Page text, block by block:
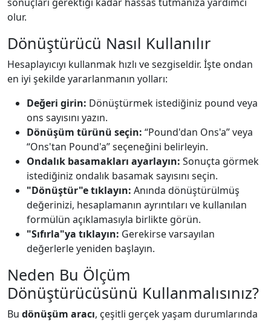
olur.
Dönüştürücü Nasıl Kullanılır
Hesaplayıcıyı kullanmak hızlı ve sezgiseldir. İşte ondan
en iyi şekilde yararlanmanın yolları:
Değeri girin: Dönüştürmek istediğiniz pound veya
ons sayısını yazın.
Dönüşüm türünü seçin: “Pound'dan Ons'a” veya
“Ons'tan Pound'a” seçeneğini belirleyin.
Ondalık basamakları ayarlayın: Sonuçta görmek
istediğiniz ondalık basamak sayısını seçin.
"Dönüştür"e tıklayın: Anında dönüştürülmüş
değerinizi, hesaplamanın ayrıntıları ve kullanılan
formülün açıklamasıyla birlikte görün.
"Sıfırla"ya tıklayın: Gerekirse varsayılan
değerlerle yeniden başlayın.
Neden Bu Ölçüm
Dönüştürücüsünü Kullanmalısınız?
Bu dönüşüm aracı, çeşitli gerçek yaşam durumlarında